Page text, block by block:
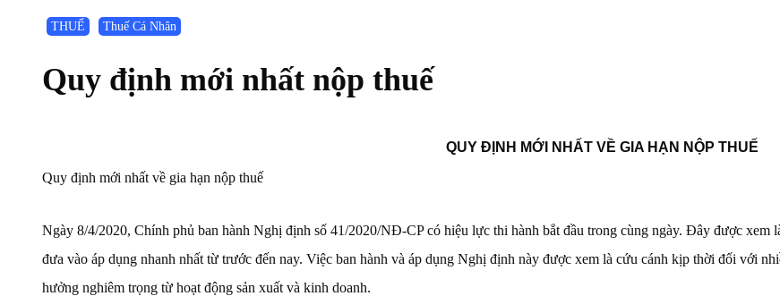
THUẾ Thuế Cá Nhân
Quy định mới nhất nộp thuế
QUY ĐỊNH MỚI NHẤT VỀ GIA HẠN NỘP THUẾ
Quy định mới nhất về gia hạn nộp thuế
Ngày 8/4/2020, Chính phủ ban hành Nghị định số 41/2020/NĐ-CP có hiệu lực thi hành bắt đầu trong cùng ngày. Đây được
đưa vào áp dụng nhanh nhất từ trước đến nay. Việc ban hành và áp dụng Nghị định này được xem là cứu cánh kịp thời đối với
hưởng nghiêm trọng từ hoạt động sản xuất và kinh doanh.